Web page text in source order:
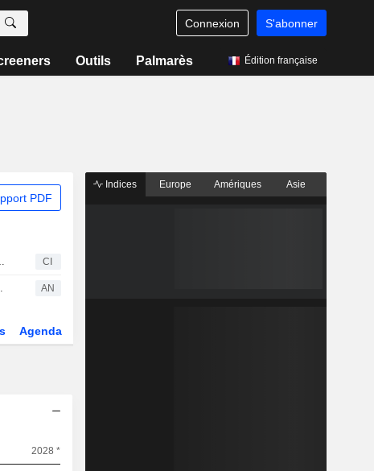
Connexion S'abonner
Outils Palmarès Édition française
PDF
pour 60 millions de dollars. CI
de paix AN
Agenda
2028 *
Indices Europe Amériques Asie